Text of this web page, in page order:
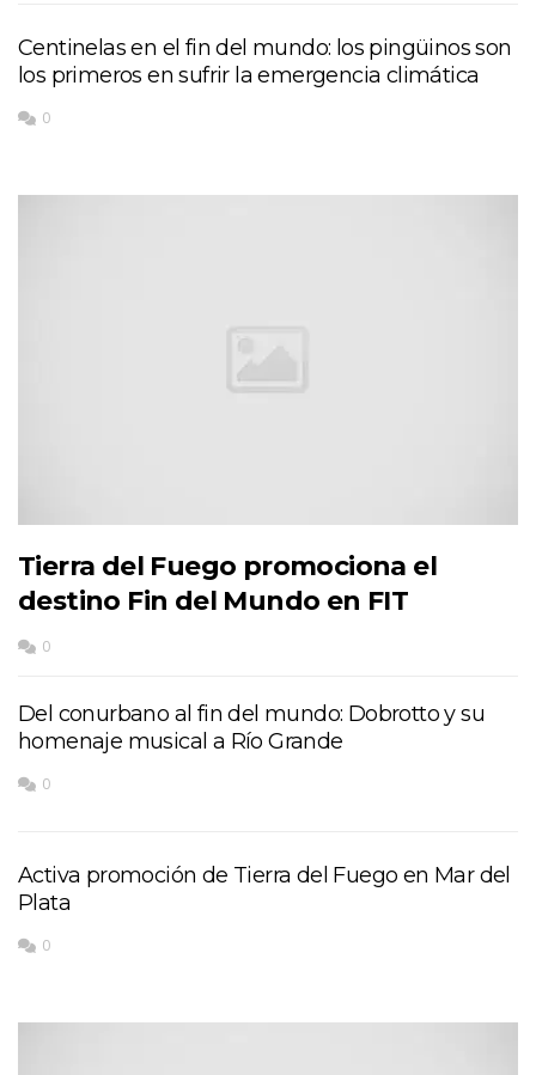
Centinelas en el fin del mundo: los pingüinos son
los primeros en sufrir la emergencia climática
0
Tierra del Fuego promociona el
destino Fin del Mundo en FIT
0
Del conurbano al fin del mundo: Dobrotto y su
homenaje musical a Río Grande
0
Activa promoción de Tierra del Fuego en Mar del
Plata
0